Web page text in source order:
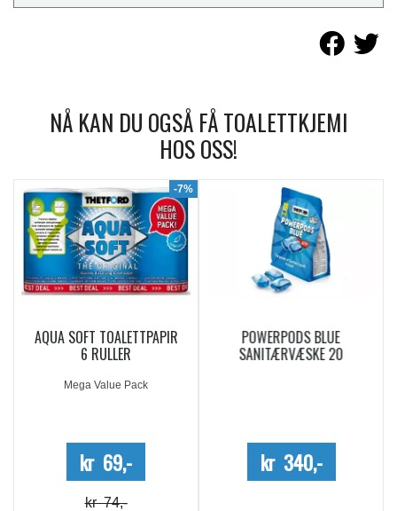
NÅ KAN DU OGSÅ FÅ TOALETTKJEMI
HOS OSS!
-7%
AQUA SOFT TOALETTPAPIR
6 RULLER
Mega Value Pack
kr 69,-
kr 74,-
POWERPODS BLUE
SANITÆRVÆSKE 20
kr 340,-